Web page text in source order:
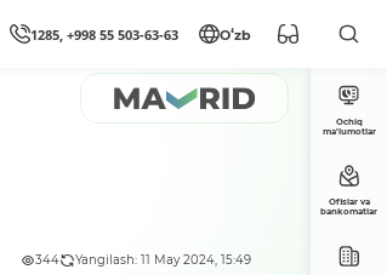
1285, +998 55 503-63-63 Oʻzb
344 Yangilash: 11 May 2024, 15:49
Ochiq
ma’lumotlar
Ofislar va
bankomatlar